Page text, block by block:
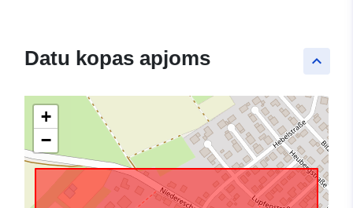
keyboard_arrow_up
Datu kopas apjoms
+
−